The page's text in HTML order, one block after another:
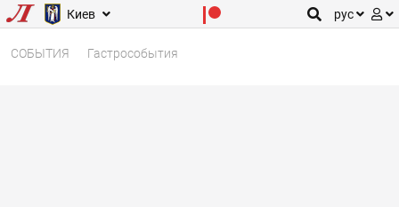
Киев рус
СОБЫТИЯ Гастрособытия